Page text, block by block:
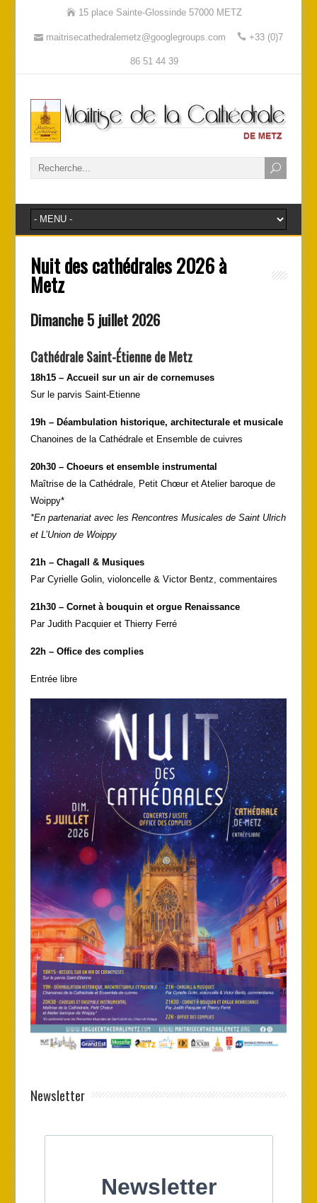
15 place Sainte-Glossinde 57000 METZ
maitrisecathedralemetz@googlegroups.com +33 (0)7
86 51 44 39
Nuit des cathédrales 2026 à
Metz
Dimanche 5 juillet 2026
Cathédrale Saint-Étienne de Metz
18h15 – Accueil sur un air de cornemuses
Sur le parvis Saint-Etienne
19h – Déambulation historique, architecturale et musicale
Chanoines de la Cathédrale et Ensemble de cuivres
20h30 – Choeurs et ensemble instrumental
Maîtrise de la Cathédrale, Petit Chœur et Atelier baroque de
Woippy*
*En partenariat avec les Rencontres Musicales de Saint Ulrich
et L’Union de Woippy
21h – Chagall & Musiques
Par Cyrielle Golin, violoncelle & Victor Bentz, commentaires
21h30 – Cornet à bouquin et orgue Renaissance
Par Judith Pacquier et Thierry Ferré
22h – Office des complies
Entrée libre
Newsletter